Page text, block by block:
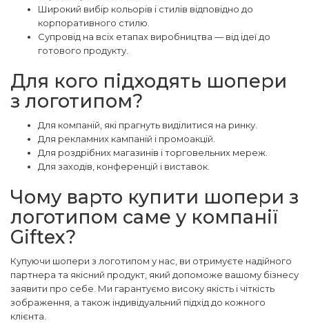
Широкий вибір кольорів і стилів відповідно до
корпоративного стилю.
Супровід на всіх етапах виробництва — від ідеї до
готового продукту.
Для кого підходять шопери
з логотипом?
Для компаній, які прагнуть виділитися на ринку.
Для рекламних кампаній і промоакцій.
Для роздрібних магазинів і торговельних мереж.
Для заходів, конференцій і виставок.
Чому варто купити шопери з
логотипом саме у компанії
Giftex?
Купуючи шопери з логотипом у нас, ви отримуєте надійного
партнера та якісний продукт, який допоможе вашому бізнесу
заявити про себе. Ми гарантуємо високу якість і чіткість
зображення, а також індивідуальний підхід до кожного
клієнта.